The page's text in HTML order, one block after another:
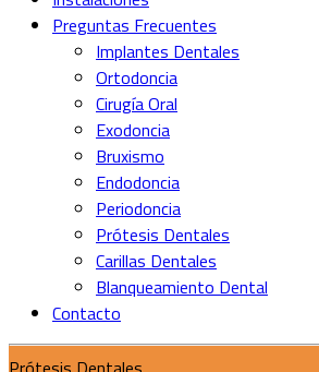
Preguntas Frecuentes
Implantes Dentales
Ortodoncia
Cirugía Oral
Exodoncia
Bruxismo
Endodoncia
Periodoncia
Prótesis Dentales
Carillas Dentales
Blanqueamiento Dental
Contacto